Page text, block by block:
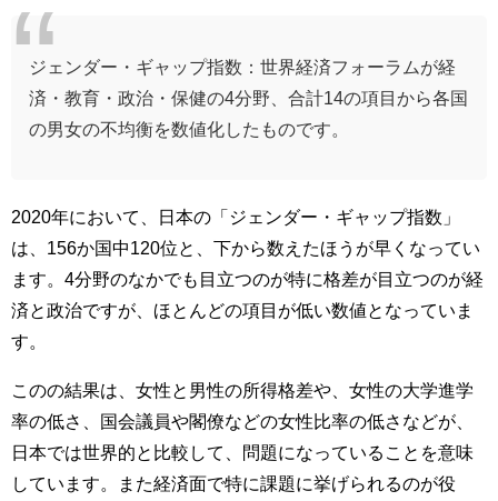
ジェンダー・ギャップ指数：世界経済フォーラムが経
済・教育・政治・保健の4分野、合計14の項目から各国
の男女の不均衡を数値化したものです。
2020年において、日本の「ジェンダー・ギャップ指数」
は、156か国中120位と、下から数えたほうが早くなってい
ます。4分野のなかでも目立つのが特に格差が目立つのが経
済と政治ですが、ほとんどの項目が低い数値となっていま
す。
このの結果は、女性と男性の所得格差や、女性の大学進学
率の低さ、国会議員や閣僚などの女性比率の低さなどが、
日本では世界的と比較して、問題になっていることを意味
しています。また経済面で特に課題に挙げられるのが役